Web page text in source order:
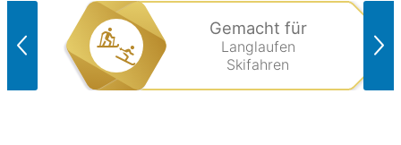
Gemacht für
Langlaufen
Skifahren